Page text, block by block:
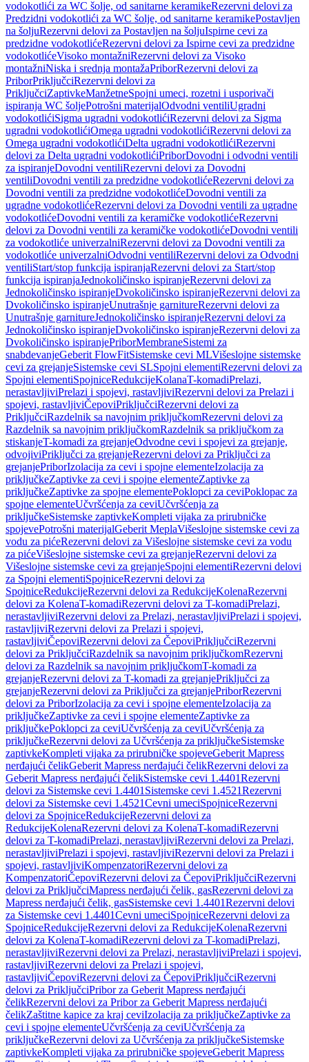
vodokotlići za WC šolje, od sanitarne keramikeRezervni delovi za
Predzidni vodokotlići za WC šolje, od sanitarne keramikePostavljen
na šoljuRezervni delovi za Postavljen na šoljuIspirne cevi za
predzidne vodokotlićeRezervni delovi za Ispirne cevi za predzidne
vodokotlićeVisoko montažniRezervni delovi za Visoko
montažniNiska i srednja montažaPriborRezervni delovi za
PriborPriključciRezervni delovi za
PriključciZaptivkeManžetneSpojni umeci, rozetni i usporivači
ispiranja WC šoljePotrošni materijalOdvodni ventiliUgradni
vodokotlićiSigma ugradni vodokotlićiRezervni delovi za Sigma
ugradni vodokotlićiOmega ugradni vodokotlićiRezervni delovi za
Omega ugradni vodokotlićiDelta ugradni vodokotlićiRezervni
delovi za Delta ugradni vodokotlićiPriborDovodni i odvodni ventili
za ispiranjeDovodni ventiliRezervni delovi za Dovodni
ventiliDovodni ventili za predzidne vodokotlićeRezervni delovi za
Dovodni ventili za predzidne vodokotlićeDovodni ventili za
ugradne vodokotlićeRezervni delovi za Dovodni ventili za ugradne
vodokotlićeDovodni ventili za keramičke vodokotlićeRezervni
delovi za Dovodni ventili za keramičke vodokotlićeDovodni ventili
za vodokotliće univerzalniRezervni delovi za Dovodni ventili za
vodokotliće univerzalniOdvodni ventiliRezervni delovi za Odvodni
ventiliStart/stop funkcija ispiranjaRezervni delovi za Start/stop
funkcija ispiranjaJednokoličinsko ispiranjeRezervni delovi za
Jednokoličinsko ispiranjeDvokoličinsko ispiranjeRezervni delovi za
Dvokoličinsko ispiranjeUnutrašnje garnitureRezervni delovi za
Unutrašnje garnitureJednokoličinsko ispiranjeRezervni delovi za
Jednokoličinsko ispiranjeDvokoličinsko ispiranjeRezervni delovi za
Dvokoličinsko ispiranjePriborMembraneSistemi za
snabdevanjeGeberit FlowFitSistemske cevi MLVišeslojne sistemske
cevi za grejanjeSistemske cevi SLSpojni elementiRezervni delovi za
Spojni elementiSpojniceRedukcijeKolanaT-komadiPrelazi,
nerastavljiviPrelazi i spojevi, rastavljiviRezervni delovi za Prelazi i
spojevi, rastavljiviČepoviPriključciRezervni delovi za
PriključciRazdelnik sa navojnim priključkomRezervni delovi za
Razdelnik sa navojnim priključkomRazdelnik sa priključkom za
stiskanjeT-komadi za grejanjeOdvodne cevi i spojevi za grejanje,
odvojiviPriključci za grejanjeRezervni delovi za Priključci za
grejanjePriborIzolacija za cevi i spojne elementeIzolacija za
priključkeZaptivke za cevi i spojne elementeZaptivke za
priključkeZaptivke za spojne elementePoklopci za ceviPoklopac za
spojne elementeUčvršćenja za ceviUčvršćenja za
priključkeSistemske zaptivkeKompleti vijaka za prirubničke
spojevePotrošni materijalGeberit MeplaVišeslojne sistemske cevi za
vodu za pićeRezervni delovi za Višeslojne sistemske cevi za vodu
za pićeVišeslojne sistemske cevi za grejanjeRezervni delovi za
Višeslojne sistemske cevi za grejanjeSpojni elementiRezervni delovi
za Spojni elementiSpojniceRezervni delovi za
SpojniceRedukcijeRezervni delovi za RedukcijeKolenaRezervni
delovi za KolenaT-komadiRezervni delovi za T-komadiPrelazi,
nerastavljiviRezervni delovi za Prelazi, nerastavljiviPrelazi i spojevi,
rastavljiviRezervni delovi za Prelazi i spojevi,
rastavljiviČepoviRezervni delovi za ČepoviPriključciRezervni
delovi za PriključciRazdelnik sa navojnim priključkomRezervni
delovi za Razdelnik sa navojnim priključkomT-komadi za
grejanjeRezervni delovi za T-komadi za grejanjePriključci za
grejanjeRezervni delovi za Priključci za grejanjePriborRezervni
delovi za PriborIzolacija za cevi i spojne elementeIzolacija za
priključkeZaptivke za cevi i spojne elementeZaptivke za
priključkePoklopci za ceviUčvršćenja za ceviUčvršćenja za
priključkeRezervni delovi za Učvršćenja za priključkeSistemske
zaptivkeKompleti vijaka za prirubničke spojeveGeberit Mapress
nerđajući čelikGeberit Mapress nerđajući čelikRezervni delovi za
Geberit Mapress nerđajući čelikSistemske cevi 1.4401Rezervni
delovi za Sistemske cevi 1.4401 Sistemske cevi 1.4521Rezervni
delovi za Sistemske cevi 1.4521Cevni umeciSpojniceRezervni
delovi za SpojniceRedukcijeRezervni delovi za
RedukcijeKolenaRezervni delovi za KolenaT-komadiRezervni
delovi za T-komadiPrelazi, nerastavljiviRezervni delovi za Prelazi,
nerastavljiviPrelazi i spojevi, rastavljiviRezervni delovi za Prelazi i
spojevi, rastavljiviKompenzatoriRezervni delovi za
KompenzatoriČepoviRezervni delovi za ČepoviPriključciRezervni
delovi za PriključciMapress nerđajući čelik, gasRezervni delovi za
Mapress nerđajući čelik, gasSistemske cevi 1.4401Rezervni delovi
za Sistemske cevi 1.4401Cevni umeciSpojniceRezervni delovi za
SpojniceRedukcijeRezervni delovi za RedukcijeKolenaRezervni
delovi za KolenaT-komadiRezervni delovi za T-komadiPrelazi,
nerastavljiviRezervni delovi za Prelazi, nerastavljiviPrelazi i spojevi,
rastavljiviRezervni delovi za Prelazi i spojevi,
rastavljiviČepoviRezervni delovi za ČepoviPriključciRezervni
delovi za PriključciPribor za Geberit Mapress nerđajući
čelikRezervni delovi za Pribor za Geberit Mapress nerđajući
čelikZaštitne kapice za kraj ceviIzolacija za priključkeZaptivke za
cevi i spojne elementeUčvršćenja za ceviUčvršćenja za
priključkeRezervni delovi za Učvršćenja za priključkeSistemske
zaptivkeKompleti vijaka za prirubničke spojeveGeberit Mapress